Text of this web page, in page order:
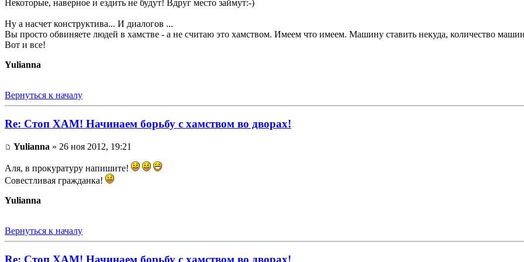
Некоторые, наверное и ездить не будут! Вдруг место займут:-)
Ну а насчет конструктива... И диалогов ...
Вы просто обвиняете людей в хамстве - а не считаю это хамством. Имеем что имеем. Машину ставить некуда, количество машин
Вот и все!
Yulianna
Вернуться к началу
Re: Стоп ХАМ! Начинаем борьбу с хамством во дворах!
Yulianna » 26 ноя 2012, 19:21
Аля, в прокуратуру напишите!
Совестливая гражданка!
Yulianna
Вернуться к началу
Re: Стоп ХАМ! Начинаем борьбу с хамством во дворах!